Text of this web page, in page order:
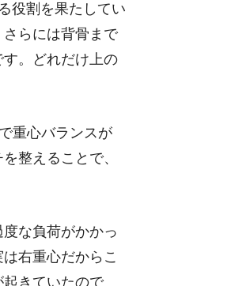
役割を果たしてい
らには背骨まで
。どれだけ上の
重心バランスが
整えることで、
な負荷がかかっ
右重心だからこ
きていたので